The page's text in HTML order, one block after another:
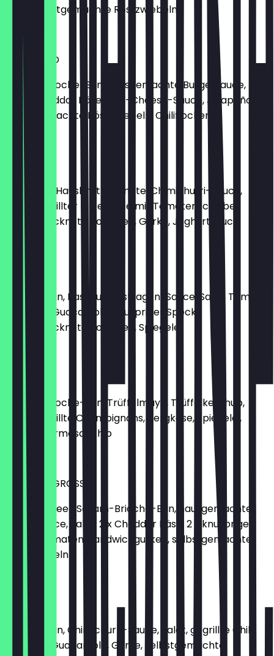
Slaw, selbstgemachte Röstzwiebeln
FERDINAND
Sesam-Brioche-Bun, hausgemachte Burgersauce,
Salat, Cheddar Käse, Chili-Cheese-Sauce, Jalapeños,
selbstgemachte Röstzwiebeln, Chiliflocken
VALERIE
geröstete Hausbrot-Schnitte, Chimichurri-Sauce,
Salat, gegrillter Hirtenkäse mit Tomatenscheibe,
halbgetrocknete Tomaten, Gurke, Joghurtsauce
12,45 €
Weizen-Bun, Basilikum-Estragon-Sauce, Salat, Tomate,
Avocado, Guacamole, knuspriger Speck,
halbgetrocknete Tomaten, Spiegelei
13,45 €
Sesam-Brioche-Bun, Trüffelmayo, Trüffelketchup,
Salat, gegrillte Champignons, Bergkäse, Spiegelei,
Rucola, Parmesanchip
13,95 €
KARL DER GROSSE
2 x Angusbeef, Sesam-Brioche-Bun, hausgemachte
Burgersauce, Salat, 2 x Cheddar Käse, 2 x knuspriger
Speck, Tomaten, Sandwichgurken, selbstgemachte
Röstzwiebeln
Weizen-Bun, Chimichurri-Sauce, Salat, gegrillte Chili-
Gambas, Guacamole, Gurke, selbstgemachte